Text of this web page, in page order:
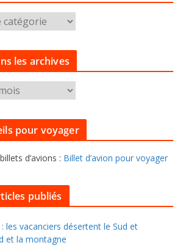
les archives
pour voyager
d’avions : Billet d’avion pour voyager
publiés
les vacanciers désertent le Sud et
et la montagne